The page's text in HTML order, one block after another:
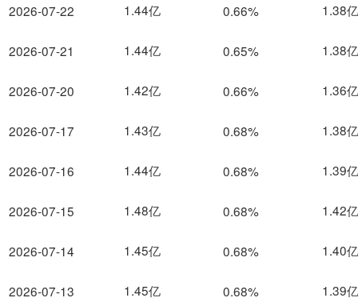
2026-07-22
2026-07-21
2026-07-20
2026-07-17
2026-07-16
2026-07-15
2026-07-14
2026-07-13
1.44亿 0.66% 1.38亿
1.44亿 0.65% 1.38亿
1.42亿 0.66% 1.36亿
1.43亿 0.68% 1.38亿
1.44亿 0.68% 1.39亿
1.48亿 0.68% 1.42亿
1.45亿 0.68% 1.40亿
1.45亿 0.68% 1.39亿